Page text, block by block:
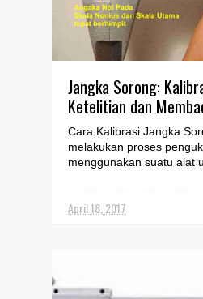
Jangka Sorong:
Ketelitian dan
Cara Kalibrasi Jangka
melakukan proses
menggunakan suatu alat
April 18, 2017